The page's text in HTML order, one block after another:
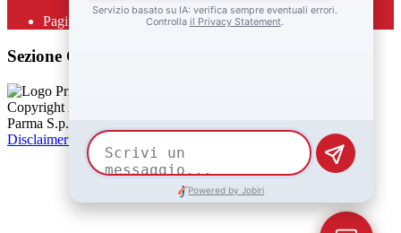
Pagina visualizzata364volte
Sezione Copyright
Copyright 2026 | Engineered and powered by Gruppo Spaggiari
Parma S.p.A. | Divisione Publishing & New Social Media
Disclaimer trattamento dati personali